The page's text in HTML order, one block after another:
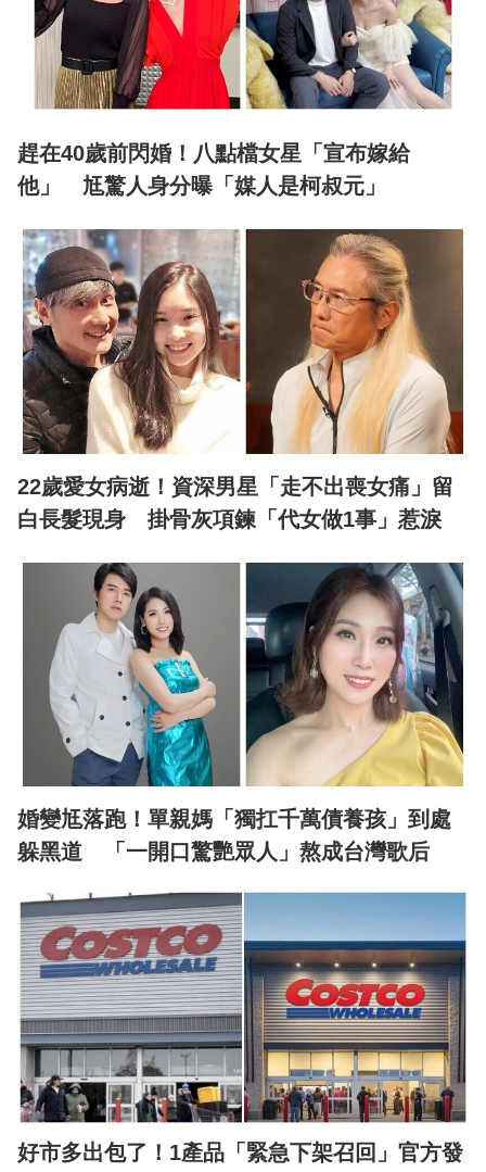
趕在40歲前閃婚！八點檔女星「宣布嫁給
他」 尪驚人身分曝「媒人是柯叔元」
22歲愛女病逝！資深男星「走不出喪女痛」留
白長髮現身 掛骨灰項鍊「代女做1事」惹淚
婚變尪落跑！單親媽「獨扛千萬債養孩」到處
躲黑道 「一開口驚艷眾人」熬成台灣歌后
好市多出包了！1產品「緊急下架召回」官方發